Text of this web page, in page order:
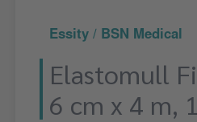
Essity / BSN Medical
Elastomull
6 cm x 4 m,